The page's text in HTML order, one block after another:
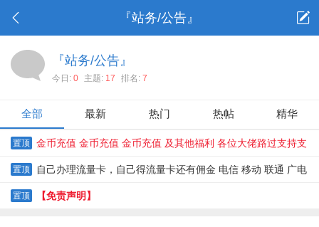
『站务/公告』
『站务/公告』
今日: 0 主题: 17 排名: 7
全部 最新 热门 热帖 精华
置顶 金币充值 金币充值 金币充值 及其他福利 各位大佬路过支持支
持
置顶 自己办理流量卡，自己得流量卡还有佣金 电信 移动 联通 广电
流量卡都有
置顶 【免责声明】